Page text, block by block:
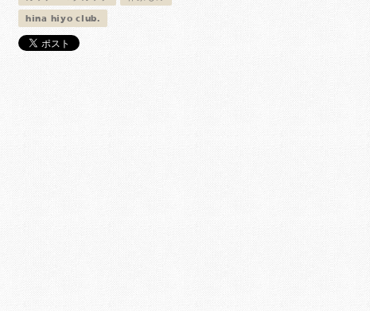
hina hiyo club.